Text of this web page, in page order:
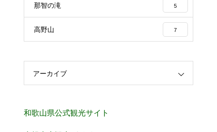
那智の滝 5
高野山 7
アーカイブ
和歌山県公式観光サイト